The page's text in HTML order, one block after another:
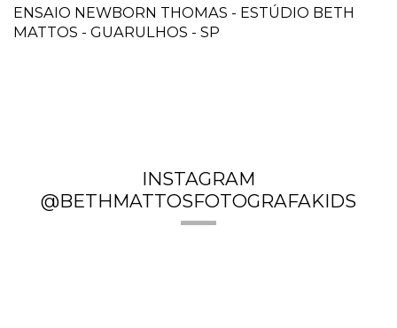
ENSAIO NEWBORN THOMAS - ESTÚDIO BETH
MATTOS - GUARULHOS - SP
INSTAGRAM
@BETHMATTOSFOTOGRAFAKIDS